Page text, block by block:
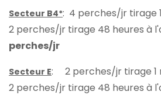
Secteur B4*: 4 perches/jr tirage
2 perches/jr tirage 48 heures à
perches/jr
Secteur E: 2 perches/jr tirage 1
2 perches/jr tirage 48 heures à